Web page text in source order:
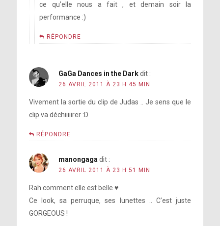
ce qu’elle nous a fait , et demain soir la
performance :)
RÉPONDRE
GaGa Dances in the Dark dit :
26 AVRIL 2011 À 23 H 45 MIN
Vivement la sortie du clip de Judas .. Je sens que le
clip va déchiiiiirer :D
RÉPONDRE
manongaga dit :
26 AVRIL 2011 À 23 H 51 MIN
Rah comment elle est belle ♥
Ce look, sa perruque, ses lunettes .. C’est juste
GORGEOUS !